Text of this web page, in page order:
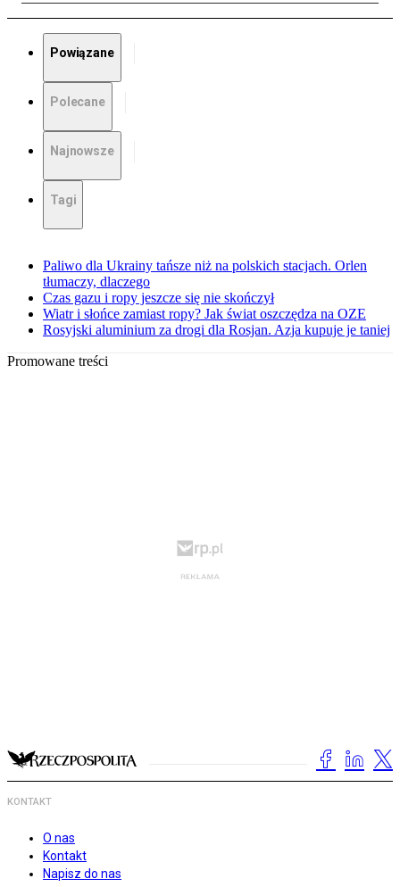
Powiązane
Polecane
Najnowsze
Tagi
Paliwo dla Ukrainy tańsze niż na polskich stacjach. Orlen
tłumaczy, dlaczego
Czas gazu i ropy jeszcze się nie skończył
Wiatr i słońce zamiast ropy? Jak świat oszczędza na OZE
Rosyjski aluminium za drogi dla Rosjan. Azja kupuje je taniej
Promowane treści
KONTAKT
O nas
Kontakt
Napisz do nas